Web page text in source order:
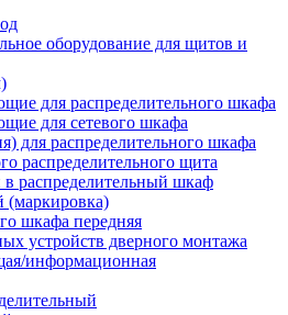
оборудование для щитов и
для распределительного шкафа
для сетевого шкафа
для распределительного шкафа
распределительного щита
распределительный шкаф
(маркировка)
шкафа передняя
устройств дверного монтажа
информационная